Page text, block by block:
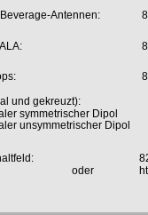
Antennen:
und gekreuzt):
symmetrischer Dipol
unsymmetrischer Dipol
oder